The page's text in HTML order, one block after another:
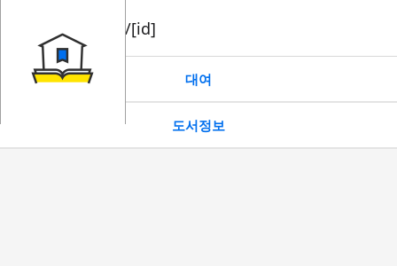
book/rent/[id]
대여
도서정보